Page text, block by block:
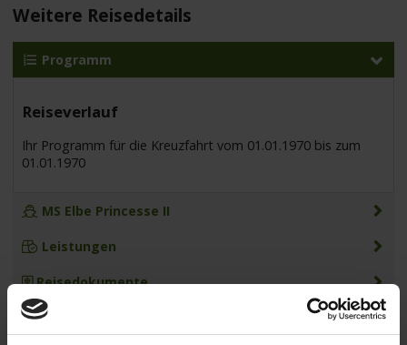
Weitere Reisedetails
Programm
Reiseverlauf
Ihr Programm für die Kreuzfahrt vom 01.01.1970 bis zum
01.01.1970
MS Elbe Princesse II
Leistungen
Reisedokumente